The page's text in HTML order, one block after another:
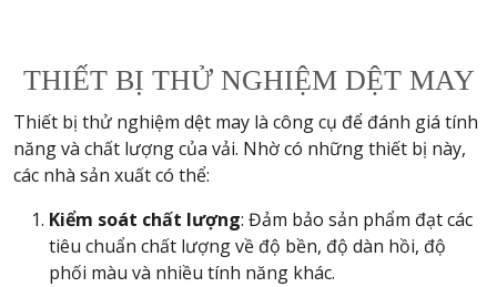
THIẾT BỊ THỬ NGHIỆM DỆT MAY
Thiết bị thử nghiệm dệt may là công cụ để đánh giá tính
năng và chất lượng của vải. Nhờ có những thiết bị này,
các nhà sản xuất có thể:
Kiểm soát chất lượng: Đảm bảo sản phẩm đạt các
tiêu chuẩn chất lượng về độ bền, độ dàn hồi, độ
phối màu và nhiều tính năng khác.